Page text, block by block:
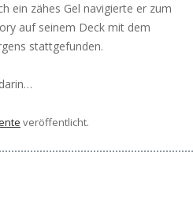
ein zähes Gel navigierte er zum
auf seinem Deck mit dem
stattgefunden.
veröffentlicht.